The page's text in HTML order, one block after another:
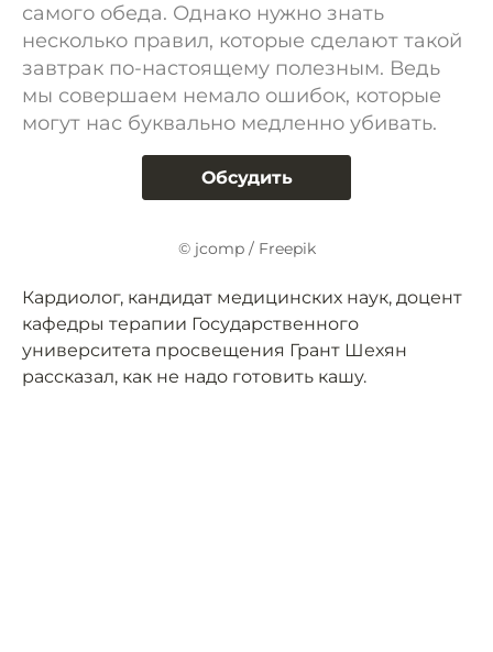
самого обеда. Однако нужно знать
несколько правил, которые сделают такой
завтрак по-настоящему полезным. Ведь
мы совершаем немало ошибок, которые
могут нас буквально медленно убивать.
Обсудить
© jcomp / Freepik
Кардиолог, кандидат медицинских наук, доцент
кафедры терапии Государственного
университета просвещения Грант Шехян
рассказал, как не надо готовить кашу.